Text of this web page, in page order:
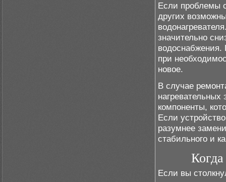
Если проблемы
других
значительно
водоснабжения.
при
новое.
В случае
компоненты,
Если
разумнее
стабильного и
Если вы